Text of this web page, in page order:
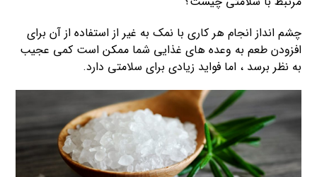
چشم انداز انجام هر کاری با نمک به غیر از استفاده از آن برای
افزودن طعم به وعده های غذایی شما ممکن است کمی عجیب
به نظر برسد ، اما فواید زیادی برای سلامتی دارد.